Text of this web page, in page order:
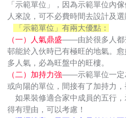
「示範單位」，因為示範單位內
人來說，可不必費時間去設計及選
「示範單位」有兩大優點：
（一）人氣鼎盛——由於很多人都
邨能於入伙時已有極旺的地氣。
多人氣，必為旺盤中的旺樓。
（二）加持力強——示範單位一定
或向陽的單位，間接有了加持力，
如果裝修適合家中成員的五行
得有理由，可以考慮！